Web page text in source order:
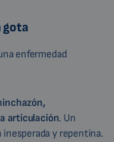
gota
enfermedad
articulación. Un
y repentina.